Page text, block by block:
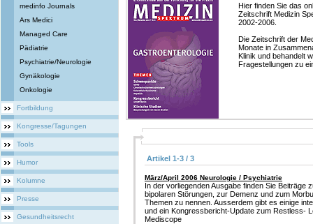
medinfo Journals
Ars Medici
Managed Care
Pädiatrie
Psychiatrie/Neurologie
Gynäkologie
Onkologie
Fortbildung
Kongresse/Tagungen
Tools
Humor
Kolumne
Presse
Gesundheitsrecht
Hier finden Sie das
Zeitschrift Medizin
2002-2006.
Die Zeitschrift der
Monate in
Klinik und behandelt
Fragestellungen zu
Artikel 1-3 / 3
März/April 2006 Neurologie / Psychiatrie
In der vorliegenden Ausgabe finden Sie Beiträge
bipolaren Störungen, zur Demenz und zum
Themen zu nennen. Ausserdem gibt es einige
und ein Kongressbericht-Update zum Restless-
Mediscope